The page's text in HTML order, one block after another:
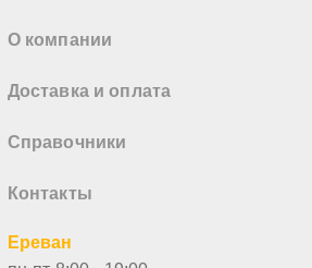
О компании
Доставка и оплата
Справочники
Контакты
Ереван